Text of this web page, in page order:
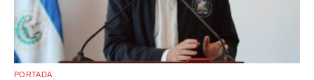
PORTADA